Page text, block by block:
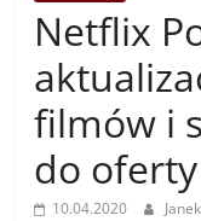
Netflix
filmów i
do oferty
10.04.2020 Janek